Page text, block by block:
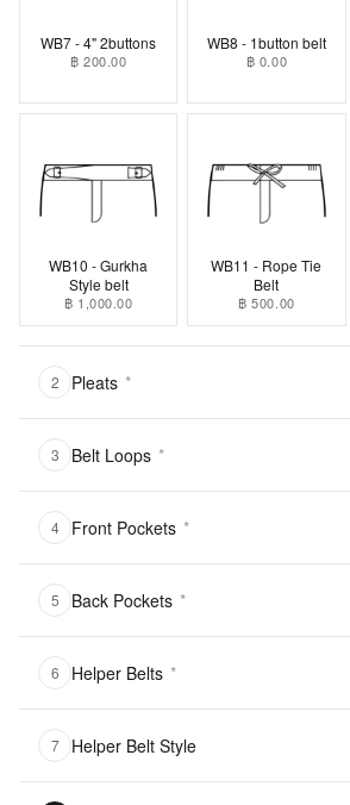
WB7 - 4" 2buttons
฿ 200.00
WB8 - 1button belt
฿ 0.00
WB10 - Gurkha
Style belt
฿ 1,000.00
WB11 - Rope Tie
Belt
฿ 500.00
2 Pleats *
3 Belt Loops *
4 Front Pockets *
5 Back Pockets *
6 Helper Belts *
7 Helper Belt Style